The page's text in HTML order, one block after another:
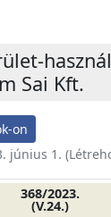
Sai Kft.
on
június 1.
368/2023.
(V.24.)